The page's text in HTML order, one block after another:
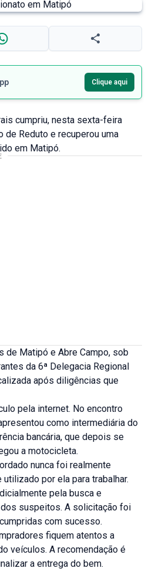
Clique aqui
cumpriu, nesta sexta-feira
de Reduto e recuperou uma
em Matipó.
de Matipó e Abre Campo, sob
da 6ª Delegacia Regional
após diligências que
pela internet. No encontro
como intermediária do
bancária, que depois se
a motocicleta.
nunca foi realmente
por ela para trabalhar.
pela busca e
suspeitos. A solicitação foi
com sucesso.
fiquem atentos a
veículos. A recomendação é
a entrega do bem.